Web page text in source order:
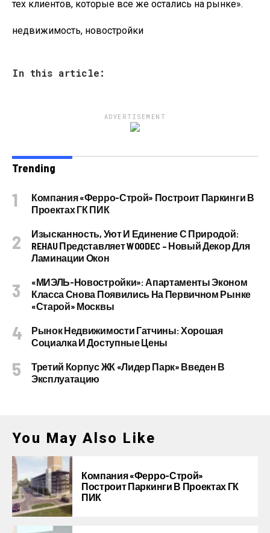
тех клиентов, которые все же остались на рынке».
недвижимость, новостройки
In this article:
ADVERTISEMENT
Trending
Компания «Ферро-Строй» Построит Паркинги В
Проектах ГК ПИК
Изысканность, Уют И Единение С Природой:
REHAU Представляет WOODEC – Новый Декор Для
Ламинации Окон
«МИЭЛЬ-Новостройки»: Апартаменты Эконом
Класса Снова Появились На Первичном Рынке
«старой» Москвы
Рынок Недвижимости Гатчины: Хорошая
Социалка И Доступные Цены
Третий Корпус ЖК «Лидер Парк» Введен В
Эксплуатацию
You May Also Like
Компания «Ферро-Строй»
Построит Паркинги В Проектах ГК
ПИК